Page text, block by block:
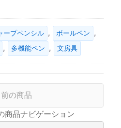
ープペンシル , ボールペン ,
, 多機能ペン , 文房具
前の商品
商品ナビゲーション